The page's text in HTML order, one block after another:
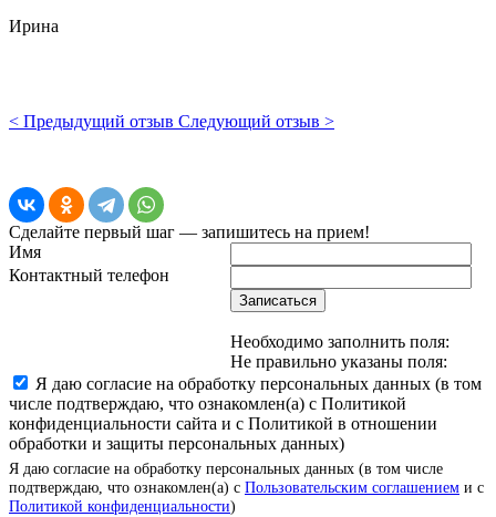
Ирина
< Предыдущий отзыв Следующий отзыв >
Сделайте первый шаг — запишитесь на прием!
Имя
Контактный телефон
Записаться
Необходимо заполнить поля:
Не правильно указаны поля:
Я даю согласие на обработку персональных данных (в том
числе подтверждаю, что ознакомлен(а) с Политикой
конфиденциальности сайта и с Политикой в отношении
обработки и защиты персональных данных)
Я даю согласие на обработку персональных данных (в том числе
подтверждаю, что ознакомлен(а) с Пользовательским соглашением и с
Политикой конфиденциальности)